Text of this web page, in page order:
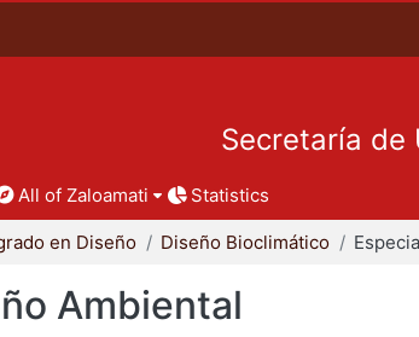
Secretaría de
All of Zaloamati Statistics
en Diseño Diseño Bioclimático
Ambiental